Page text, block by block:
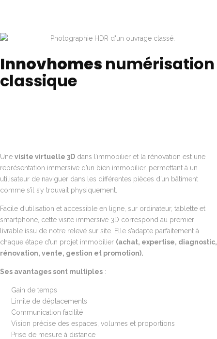
Innovhomes numérisation
classique
Une visite virtuelle 3D dans l’immobilier et la rénovation est une
représentation immersive d’un bien immobilier, permettant à un
utilisateur de naviguer dans les différentes pièces d’un bâtiment
comme s’il s’y trouvait physiquement.
Facile d’utilisation et accessible en ligne, sur ordinateur, tablette et
smartphone, cette visite immersive 3D correspond au premier
livrable issu de notre relevé sur site. Elle s’adapte parfaitement à
chaque étape d’un projet immobilier (achat, expertise, diagnostic,
rénovation, vente, gestion et promotion).
Ses avantages sont multiples :
Gain de temps
Limite de déplacements
Communication facilité
Vision précise des espaces, volumes et proportions
Prise de mesure à distance